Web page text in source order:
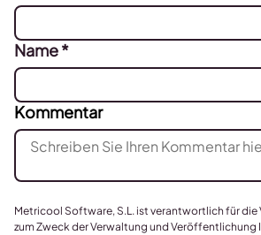
Name*
Kommentar
Metricool Software, S.L. ist verantwortlich für die
zum Zweck der Verwaltung und Veröffentlichung